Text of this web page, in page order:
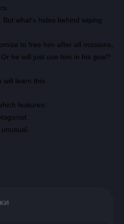
what's hides behind wiping
to free him after all missions,
he will just use him in his goal?
learn this.
features: